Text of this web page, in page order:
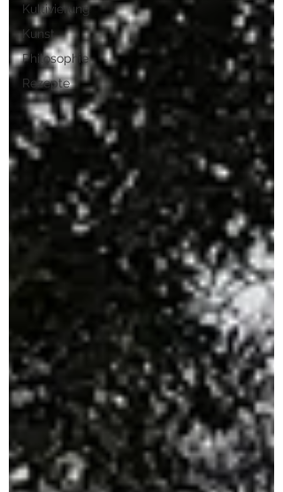
Kultivierung
Kunst
Philosophie
Rezepte